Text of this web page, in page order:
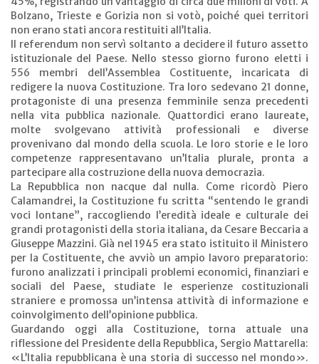
Bolzano, Trieste e Gorizia non si votò, poiché quei territori
non erano stati ancora restituiti all’Italia.
Il referendum non servì soltanto a decidere il futuro assetto
istituzionale del Paese. Nello stesso giorno furono eletti i
556 membri dell’Assemblea Costituente, incaricata di
redigere la nuova Costituzione. Tra loro sedevano 21 donne,
protagoniste di una presenza femminile senza precedenti
nella vita pubblica nazionale. Quattordici erano laureate,
molte svolgevano attività professionali e diverse
provenivano dal mondo della scuola. Le loro storie e le loro
competenze rappresentavano un’Italia plurale, pronta a
partecipare alla costruzione della nuova democrazia.
La Repubblica non nacque dal nulla. Come ricordò Piero
Calamandrei, la Costituzione fu scritta “sentendo le grandi
voci lontane”, raccogliendo l’eredità ideale e culturale dei
grandi protagonisti della storia italiana, da Cesare Beccaria a
Giuseppe Mazzini. Già nel 1945 era stato istituito il Ministero
per la Costituente, che avviò un ampio lavoro preparatorio:
furono analizzati i principali problemi economici, finanziari e
sociali del Paese, studiate le esperienze costituzionali
straniere e promossa un’intensa attività di informazione e
coinvolgimento dell’opinione pubblica.
Guardando oggi alla Costituzione, torna attuale una
riflessione del Presidente della Repubblica, Sergio Mattarella:
«L’Italia repubblicana è una storia di successo nel mondo».